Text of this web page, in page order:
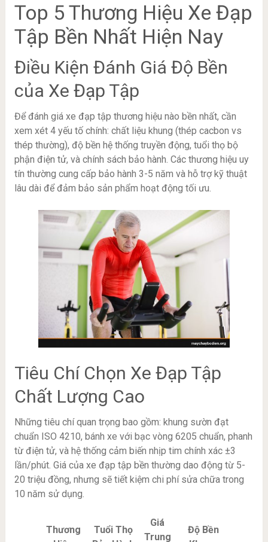
Top 5 Thương Hiệu Xe Đạp
Tập Bền Nhất Hiện Nay
Điều Kiện Đánh Giá Độ Bền
của Xe Đạp Tập
Để đánh giá xe đạp tập thương hiệu nào bền nhất, cần
xem xét 4 yếu tố chính: chất liệu khung (thép cacbon vs
thép thường), độ bền hệ thống truyền động, tuổi thọ bộ
phận điện tử, và chính sách bảo hành. Các thương hiệu uy
tín thường cung cấp bảo hành 3-5 năm và hỗ trợ kỹ thuật
lâu dài để đảm bảo sản phẩm hoạt động tối ưu.
Tiêu Chí Chọn Xe Đạp Tập
Chất Lượng Cao
Những tiêu chí quan trọng bao gồm: khung sườn đạt
chuẩn ISO 4210, bánh xe với bạc vòng 6205 chuẩn, phanh
từ điện tử, và hệ thống cảm biến nhịp tim chính xác ±3
lần/phút. Giá của xe đạp tập bền thường dao động từ 5-
20 triệu đồng, nhưng sẽ tiết kiệm chi phí sửa chữa trong
10 năm sử dụng.
Thương
Tuổi Thọ
Giá
Trung
Độ Bền